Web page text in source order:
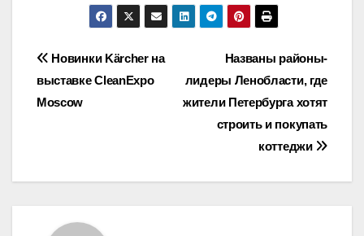
Навигация
по
Названы районы-
лидеры Ленобласти, где
жители Петербурга хотят
строить и покупать
коттеджи
Новинки Kärcher на
выставке CleanExpo
Moscow